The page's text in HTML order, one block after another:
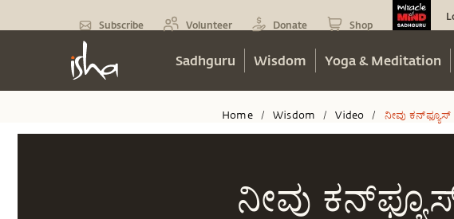
Subscribe Volunteer Donate Shop
Sadhguru Wisdom Yoga & Meditation
ನೀವು
Home / Wisdom / Video / ನೀವು